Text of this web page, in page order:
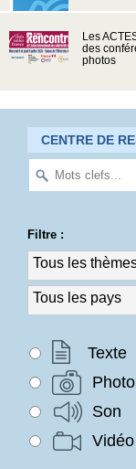
Les
des
photos
CENTRE DE
Filtre :
Texte
Photo
Son
Vidéo